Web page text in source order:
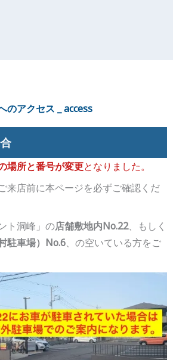
のアクセス _ access
場所と番号が変更となりました。
来店前に本ページを必ずご確認くだ
ト洞峰」の店舗敷地内No.22、もしく
駐車場）No.6、の空いている方をご